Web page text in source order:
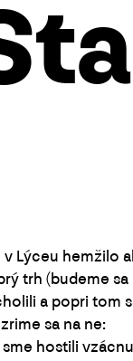
v Lýceu hemžilo
trh (budeme
a popri tom
sa na ne:
sme hostili